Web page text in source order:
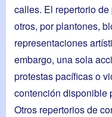
calles. El repertorio
otros, por plantones,
representaciones
embargo, una sola
protestas pacíficas o
contención disponible
Otros repertorios de